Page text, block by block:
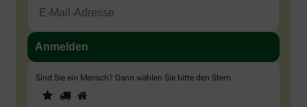
Sind Sie ein Mensch? Dann wählen Sie bitte den Stern
Sind
Sie
1 2